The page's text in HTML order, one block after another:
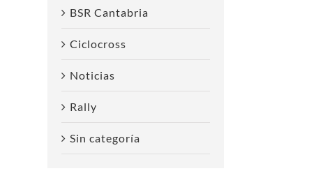
BSR Cantabria
Ciclocross
Noticias
Rally
Sin categoría